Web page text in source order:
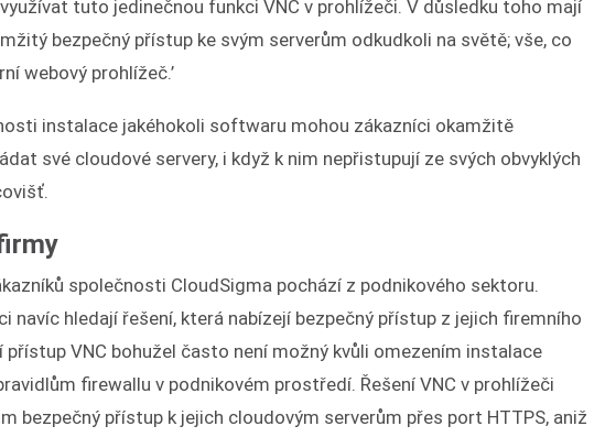
tuto jedinečnou funkci VNC v prohlížeči. V důsledku toho mají
bezpečný přístup ke svým serverům odkudkoli na světě; vše, co
webový prohlížeč.’
instalace jakéhokoli softwaru mohou zákazníci okamžitě
své cloudové servery, i když k nim nepřistupují ze svých obvyklých
společnosti CloudSigma pochází z podnikového sektoru.
navíc hledají řešení, která nabízejí bezpečný přístup z jejich firemního
VNC bohužel často není možný kvůli omezením instalace
firewallu v podnikovém prostředí. Řešení VNC v prohlížeči
bezpečný přístup k jejich cloudovým serverům přes port HTTPS, aniž